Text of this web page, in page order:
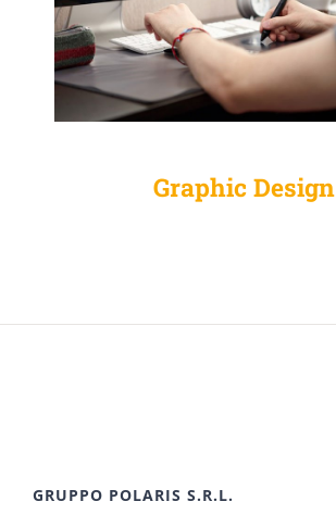
Graphic Design
GRUPPO POLARIS S.R.L.